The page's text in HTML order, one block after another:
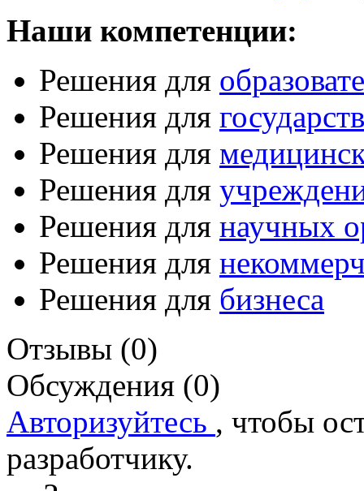
Наши компетенции:
Решения для
Решения для
Решения для
Решения для
Решения для научных
Решения для
Решения для бизнеса
Отзывы (0)
Обсуждения (0)
Авторизуйтесь , чтобы
разработчику.